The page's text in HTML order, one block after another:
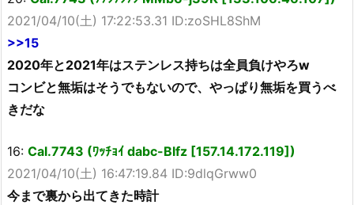
2021/04/10(土) 17:22:53.31 ID:zoSHL8ShM
>>15
2020年と2021年はステンレス持ちは全員負けやろw
コンビと無垢はそうでもないので、やっぱり無垢を買うべ
きだな
16: Cal.7743 (ﾜｯﾁｮｲ dabc-Blfz [157.14.172.119])
2021/04/10(土) 16:47:19.84 ID:9dlqGrww0
今まで裏から出てきた時計